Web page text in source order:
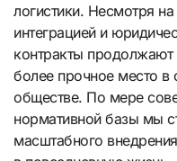
логистики. Несмотря
интеграцией и
контракты продолжают
более прочное место
обществе. По мере
нормативной базы мы
масштабного